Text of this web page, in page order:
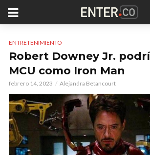
ENTRETENIMIENTO
Robert Downey Jr.
MCU como Iron Man
febrero 14, 2023 Alejandra Betancourt